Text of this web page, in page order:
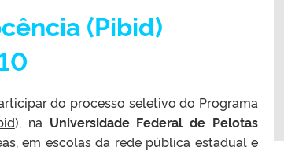
(Pibid)
do processo seletivo do Programa
), na Universidade Federal de Pelotas
em escolas da rede pública estadual e